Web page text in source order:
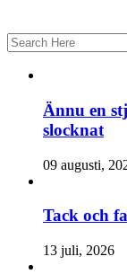
Search
for:
Ännu en
slocknat
09 augusti,
Tack och
13 juli, 2026